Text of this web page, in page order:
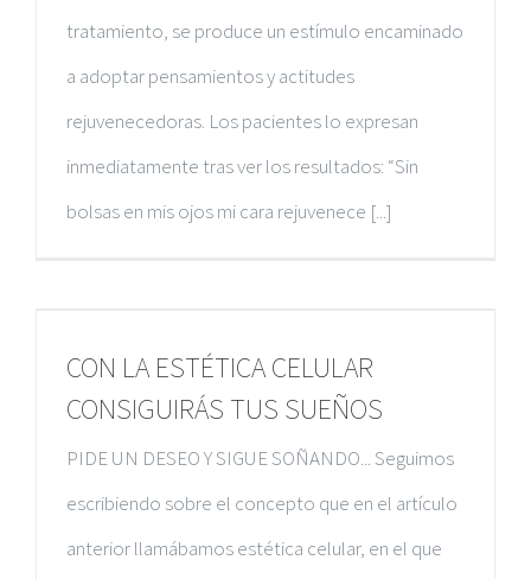
tratamiento, se produce un estímulo encaminado
a adoptar pensamientos y actitudes
rejuvenecedoras. Los pacientes lo expresan
inmediatamente tras ver los resultados: “Sin
bolsas en mis ojos mi cara rejuvenece [...]
CON LA ESTÉTICA CELULAR
CONSIGUIRÁS TUS SUEÑOS
PIDE UN DESEO Y SIGUE SOÑANDO... Seguimos
escribiendo sobre el concepto que en el artículo
anterior llamábamos estética celular, en el que
El Método que te hará rejuvenecer
METODO RAIL MARBELLA
29602. Marbella
+34 607 872 105